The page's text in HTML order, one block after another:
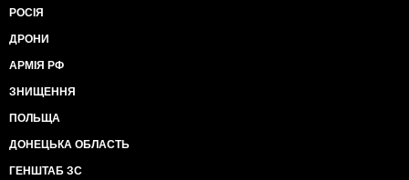
РОСІЯ
ДРОНИ
АРМІЯ РФ
ЗНИЩЕННЯ
ПОЛЬЩА
ДОНЕЦЬКА ОБЛАСТЬ
ГЕНШТАБ ЗС